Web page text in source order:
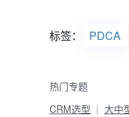
标签： PDCA
热门专题
CRM选型
大中